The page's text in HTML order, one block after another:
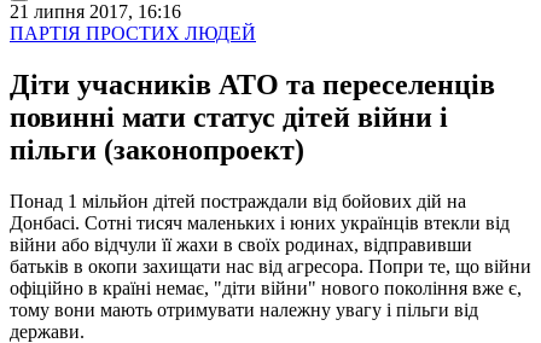
21 липня 2017, 16:16
ПАРТІЯ ПРОСТИХ ЛЮДЕЙ
Діти учасників АТО та переселенців
повинні мати статус дітей війни і
пільги (законопроект)
Понад 1 мільйон дітей постраждали від бойових дій на
Донбасі. Сотні тисяч маленьких і юних українців втекли від
війни або відчули її жахи в своїх родинах, відправивши
батьків в окопи захищати нас від агресора. Попри те, що війни
офіційно в країні немає, "діти війни" нового покоління вже є,
тому вони мають отримувати належну увагу і пільги від
держави.